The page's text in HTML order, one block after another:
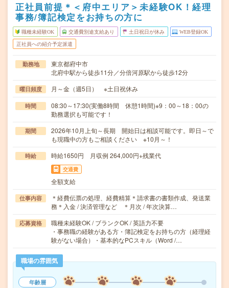
正社員前提＊＜府中エリア＞未経験OK！経理
事務/簿記検定をお持ちの方に
職種未経験OK 交通費別途支給あり 土日祝日が休み WEB登録OK
正社員への紹介予定派遣
勤務地
東京都府中市
北府中駅から徒歩11分／分倍河原駅から徒歩12分
曜日頻度 月～金（週5日） ※土日祝休み
時間
08:30～17:30(実働8時間 休憩1時間)※9：00～18：00の
勤務選択も可能です！
期間
2026年10月上旬～長期 開始日は相談可能です。即日～で
も現職中の方もご相談ください ※10月～！
時給 時給1650円 月収例 264,000円+残業代
交通費
全額支給
仕事内容
＊経費伝票の処理、経費精算＊請求書の書類作成、発送業
務＊入金 / 決済管理など ＊月次 / 年次決算…
応募資格
職種未経験OK / ブランクOK / 英語力不要
・事務職の経験がある方・簿記検定をお持ちの方（経理経
験がない場合）・基本的なPCスキル（Word /…
職場の雰囲気
年齢層